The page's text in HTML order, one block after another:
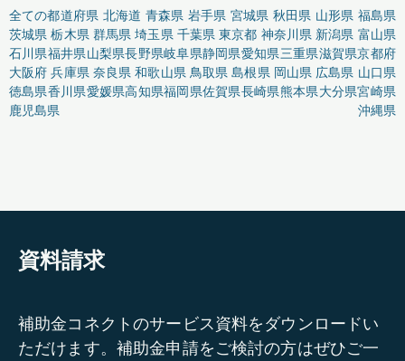
全ての都道府県 北海道 青森県 岩手県 宮城県 秋田県 山形県 福島県
茨城県 栃木県 群馬県 埼玉県 千葉県 東京都 神奈川県 新潟県 富山県
石川県福井県山梨県長野県岐阜県静岡県愛知県三重県滋賀県京都府
大阪府 兵庫県 奈良県 和歌山県 鳥取県 島根県 岡山県 広島県 山口県
徳島県香川県愛媛県高知県福岡県佐賀県長崎県熊本県大分県宮崎県
鹿児島県
沖縄県
資料請求
補助金コネクトのサービス資料をダウンロードい
ただけます。補助金申請をご検討の方はぜひご一